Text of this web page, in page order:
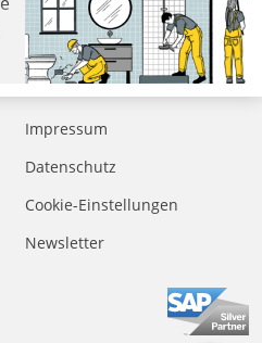
Impressum
Datenschutz
Cookie-Einstellungen
Newsletter